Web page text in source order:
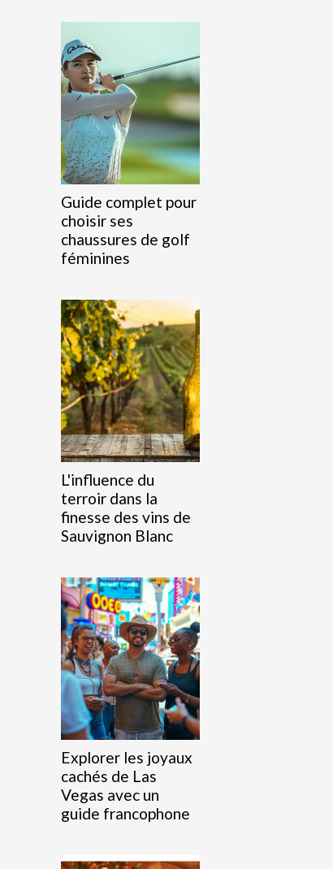
Guide complet pour
choisir ses
chaussures de golf
féminines
L'influence du
terroir dans la
finesse des vins de
Sauvignon Blanc
Explorer les joyaux
cachés de Las
Vegas avec un
guide francophone